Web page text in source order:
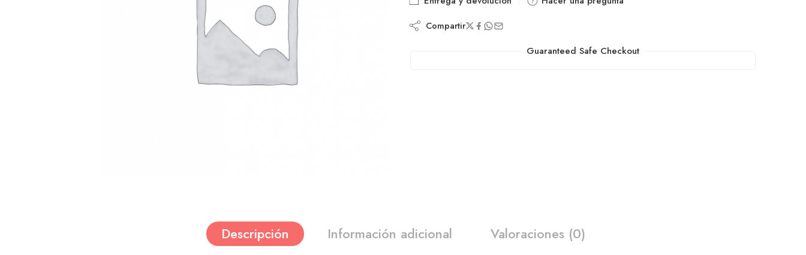
Compartir
Guaranteed Safe Checkout
Descripción Información adicional Valoraciones (0)